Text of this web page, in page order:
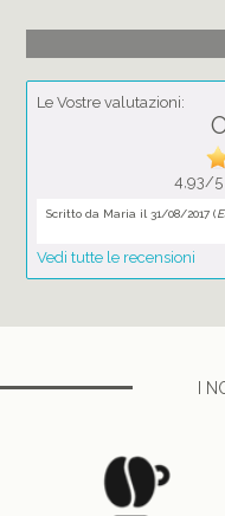
Le Vostre valutazioni:
4,93/5
Scritto da Maria il 31/08/2017 (
Vedi tutte le recensioni
I